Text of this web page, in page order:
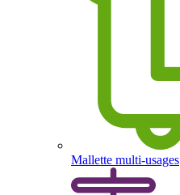
Mallette multi-usages